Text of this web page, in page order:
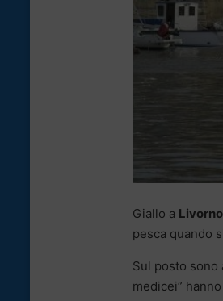
Giallo a Livorno
pesca quando
Sul posto sono
medicei”